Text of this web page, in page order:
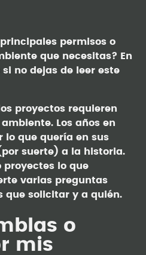
permisos o
que necesitas? En
no dejas de leer este
proyectos requieren
Los años en
lo que quería en sus
suerte) a la historia.
proyectes lo que
varias preguntas
que solicitar y a quién.
o
mis